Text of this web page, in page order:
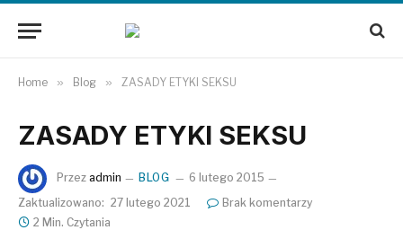
Home » Blog » ZASADY ETYKI SEKSU
ZASADY ETYKI SEKSU
Przez admin BLOG
6 lutego 2015
Zaktualizowano: 27 lutego 2021
Brak komentarzy
2 Min. Czytania